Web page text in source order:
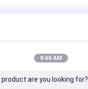
9:46 AM
product are you looking for?